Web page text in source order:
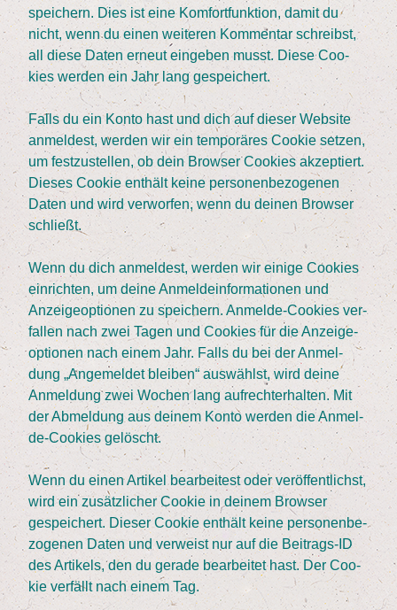
spei­chern. Dies ist eine Kom­fort­funk­ti­on, damit du
nicht, wenn du einen wei­te­ren Kom­men­tar schreibst,
all die­se Daten erneut ein­ge­ben musst. Die­se Coo­
kies wer­den ein Jahr lang gespeichert.
Falls du ein Kon­to hast und dich auf die­ser Web­site
anmel­dest, wer­den wir ein tem­po­rä­res Coo­kie set­zen,
um fest­zu­stel­len, ob dein Brow­ser Coo­kies akzep­tiert.
Die­ses Coo­kie ent­hält kei­ne per­so­nen­be­zo­ge­nen
Daten und wird ver­wor­fen, wenn du dei­nen Brow­ser
schließt.
Wenn du dich anmel­dest, wer­den wir eini­ge Coo­kies
ein­rich­ten, um dei­ne Anmel­de­infor­ma­tio­nen und
Anzei­ge­op­tio­nen zu spei­chern. Anmel­de-Coo­kies ver­
fal­len nach zwei Tagen und Coo­kies für die Anzei­ge­
op­tio­nen nach einem Jahr. Falls du bei der Anmel­
dung„Ange­mel­det blei­ben“ aus­wählst, wird dei­ne
Anmel­dung zwei Wochen lang auf­recht­erhal­ten. Mit
der Abmel­dung aus dei­nem Kon­to wer­den die Anmel­
de-Coo­kies gelöscht.
Wenn du einen Arti­kel bear­bei­test oder ver­öf­fent­lichst,
wird ein zusätz­li­cher Coo­kie in dei­nem Brow­ser
gespei­chert. Die­ser Coo­kie ent­hält kei­ne per­so­nen­be­
zo­ge­nen Daten und ver­weist nur auf die Bei­trags-ID
des Arti­kels, den du gera­de bear­bei­tet hast. Der Coo­
kie ver­fällt nach einem Tag.